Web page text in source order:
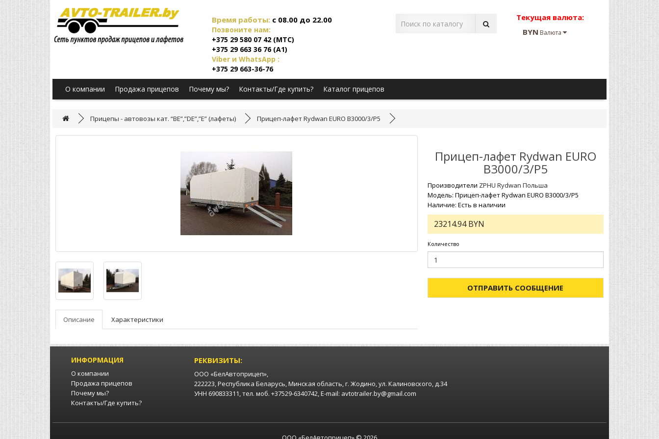
Время работы: c 08.00 до 22.00
Позвоните нам:
+375 29 580 07 42 (МТС)
+375 29 663 36 76 (А1)
Viber и WhatsApp :
+375 29 663-36-76
Текущая валюта:
BYN Валюта
О компании Продажа прицепов Почему мы? Контакты/Где купить? Каталог прицепов
Прицепы - автовозы кат. “BE”,”DE”,”E” (лафеты) Прицеп-лафет Rydwan EURO B3000/3/P5
Описание Характеристики
Прицеп-лафет Rydwan EURO
B3000/3/P5
Производители ZPHU Rydwan Польша
Модель: Прицеп-лафет Rydwan EURO B3000/3/P5
Наличие: Есть в наличии
23214.94 BYN
Количество
ОТПРАВИТЬ СООБЩЕНИЕ
ИНФОРМАЦИЯ
О компании
Продажа прицепов
Почему мы?
Контакты/Где купить?
РЕКВИЗИТЫ:
ООО «БелАвтоприцеп»,
222223, Республика Беларусь, Минская область, г. Жодино, ул. Калиновского, д.34
УНН 690833311, тел. моб. +37529-6340742, E-mail: avtotrailer.by@gmail.com